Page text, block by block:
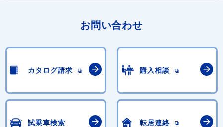
お問い合わせ
カタログ請求 購入相談
試乗車検索 転居連絡